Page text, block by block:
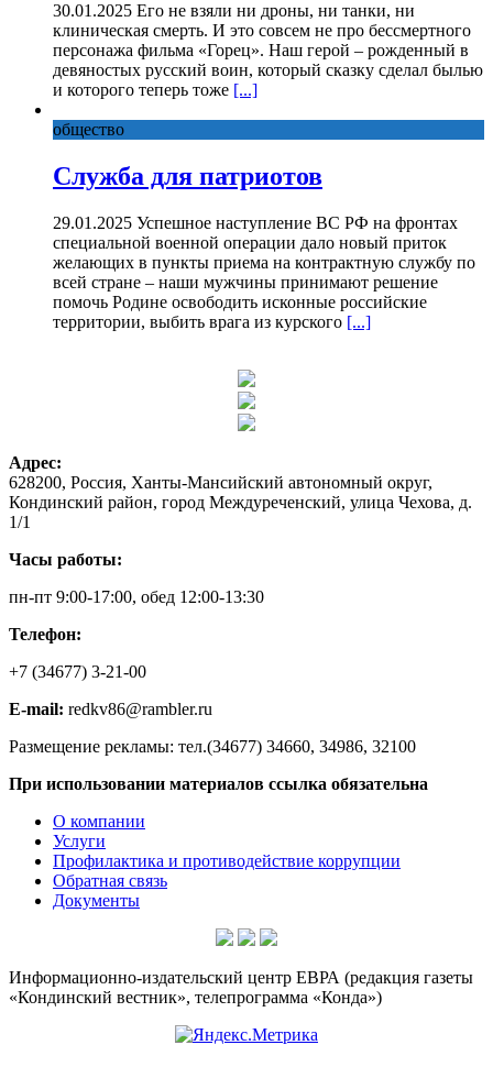
30.01.2025 Его не взяли ни дроны, ни танки, ни
клиническая смерть. И это совсем не про бессмертного
персонажа фильма «Горец». Наш герой – рожденный в
девяностых русский воин, который сказку сделал былью
и которого теперь тоже [...]
общество
Служба для патриотов
29.01.2025 Успешное наступление ВС РФ на фронтах
специальной военной операции дало новый приток
желающих в пункты приема на контрактную службу по
всей стране – наши мужчины принимают решение
помочь Родине освободить исконные российские
территории, выбить врага из курского [...]
Адрес:
628200, Россия, Ханты-Мансийский автономный округ,
Кондинский район, город Междуреченский, улица Чехова, д.
1/1
Часы работы:
пн-пт 9:00-17:00, обед 12:00-13:30
Телефон:
+7 (34677) 3-21-00
E-mail: redkv86@rambler.ru
Размещение рекламы: тел.(34677) 34660, 34986, 32100
При использовании материалов ссылка обязательна
О компании
Услуги
Профилактика и противодействие коррупции
Обратная связь
Документы
Информационно-издательский центр ЕВРА (редакция газеты
«Кондинский вестник», телепрограмма «Конда»)